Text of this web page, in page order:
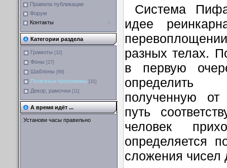
Правила публикации
Форум
Контакты
Категории раздела
Грамоты [32]
Фоны [27]
Шаблоны [89]
Полезные программы [31]
Декор, рамочки [11]
А время идёт ...
Установи часы правильно
Система
идее
разных телах.
в первую
полученную
путь
человек
определяется
сложения чисел